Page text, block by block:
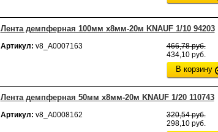
Лента демпферная 100мм х8мм-20м KNAUF 1/10 94203
Артикул: v8_А0007163
466,78 руб.
434,10 руб.
В корзину
Лента демпферная 50мм х8мм-20м KNAUF 1/20 110743
Артикул: v8_А0008162
320,54 руб.
298,10 руб.